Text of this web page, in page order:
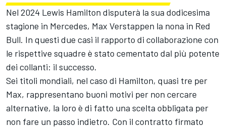
Nel 2024 Lewis Hamilton disputerà la sua dodicesima
stagione in Mercedes, Max Verstappen la nona in Red
Bull. In questi due casi il rapporto di collaborazione con
le rispettive squadre è stato cementato dal più potente
dei collanti: il successo.
Sei titoli mondiali, nel caso di Hamilton, quasi tre per
Max, rappresentano buoni motivi per non cercare
alternative, la loro è di fatto una scelta obbligata per
non fare un passo indietro. Con il contratto firmato